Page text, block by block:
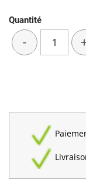
Quantité
-